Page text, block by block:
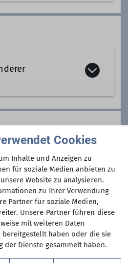
von
innerhalb der
hauptsächlich jeden
Mittwoch, aber auch an
in freier Natur
das wochentags
dem Berufsleben
sind oder sonst über
können und
Verfassung sind.
Bergtouren
Cookies
Inhalte und Anzeigen zu
für soziale Medien anbieten zu
Website zu analysieren.
zu Ihrer Verwendung
Partner für soziale Medien,
Unsere Partner führen diese
mit weiteren Daten
bereitgestellt haben oder die sie
der Dienste gesammelt haben.